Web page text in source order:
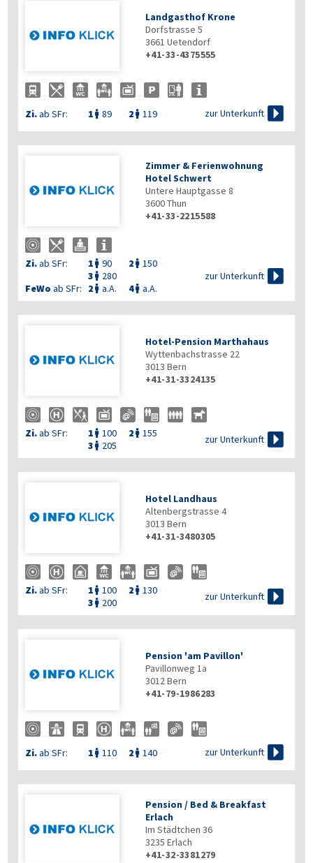
Landgasthof Krone
Dorfstrasse 5
3661 Uetendorf
+41-33-4375555
Zi.ab SFr: 1  89 2  119 zur Unterkunft 
Zimmer & Ferienwohnung
Hotel Schwert
Untere Hauptgasse 8
3600Thun
+41-33-2215588
Zi.ab SFr: 1  90 2  150
3  280
FeWo ab SFr: 2  a.A. 4 a.A.
zur Unterkunft 
Hotel-Pension Marthahaus
Wyttenbachstrasse 22
3013 Bern
+41-31-3324135
Zi.ab SFr: 1  100 2  155
3  205
zur Unterkunft 
Hotel Landhaus
Altenbergstrasse 4
3013 Bern
+41-31-3480305
Zi.ab SFr: 1  100 2  130
3  200
zur Unterkunft 
Pension 'am Pavillon'
Pavillonweg 1a
3012Bern
+41-79-1986283
Zi.ab SFr: 1  110 2  140 zur Unterkunft 
Pension / Bed & Breakfast
Erlach
Im Städtchen 36
3235 Erlach
+41-32-3381279